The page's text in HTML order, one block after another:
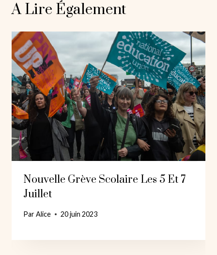
A Lire Également
Nouvelle Grève Scolaire Les 5 Et 7
Juillet
ParAlice 20 juin 2023